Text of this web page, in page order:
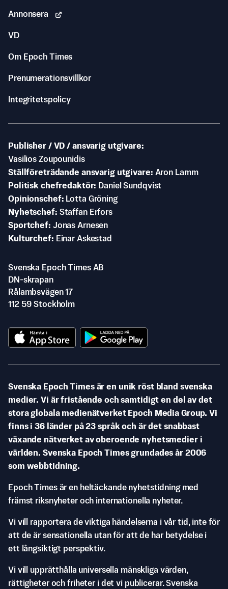
Annonsera
VD
Om Epoch Times
Prenumerationsvillkor
Integritetspolicy
Publisher / VD / ansvarig utgivare
Vasilios Zoupounidis
Ställföreträdande ansvarig utgivare Aron Lamm
Politisk chefredaktör
Daniel Sundqvist
Opinionschef
Lotta Gröning
Nyhetschef Staffan Erfors
Sportchef Jonas Arnesen
Kulturchef
Einar Askestad
Svenska Epoch Times AB
DN-skrapan
Rålambsvägen 17
112 59 Stockholm
Svenska Epoch Times är en unik röst bland svenska
medier. Vi är fristående och samtidigt en del av det
stora globala medienätverket Epoch Media Group. Vi
finns i 36 länder på 23 språk och är det snabbast
växande nätverket av oberoende nyhetsmedier i
världen. Svenska Epoch Times grundades år 2006
som webbtidning.
Epoch Times är en heltäckande nyhetstidning med
främst riksnyheter och internationella nyheter.
Vi vill rapportera de viktiga händelserna i vår tid, inte för
att de är sensationella utan för att de har betydelse i
ett långsiktigt perspektiv.
Vi vill upprätthålla universella mänskliga värden,
rättigheter och friheter i det vi publicerar. Svenska